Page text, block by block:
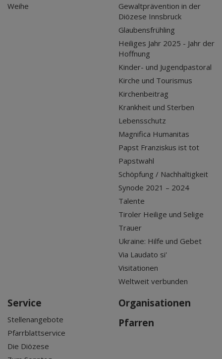
Weihe
Gewaltprävention in der
Diözese Innsbruck
Glaubensfrühling
Heiliges Jahr 2025 - Jahr der
Hoffnung
Kinder- und Jugendpastoral
Kirche und Tourismus
Kirchenbeitrag
Krankheit und Sterben
Lebensschutz
Magnifica Humanitas
Papst Franziskus ist tot
Papstwahl
Schöpfung / Nachhaltigkeit
Synode 2021 – 2024
Talente
Tiroler Heilige und Selige
Trauer
Ukraine: Hilfe und Gebet
Via Laudato si'
Visitationen
Weltweit verbunden
Service
Stellenangebote
Pfarrblattservice
Die Diözese
Organisationen
Pfarren